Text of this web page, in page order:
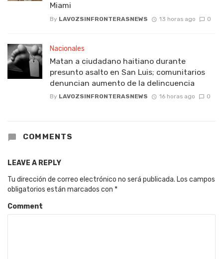
Miami
By LAVOZSINFRONTERASNEWS 13 horas ago 0
Nacionales
Matan a ciudadano haitiano durante
presunto asalto en San Luis; comunitarios
denuncian aumento de la delincuencia
By LAVOZSINFRONTERASNEWS 16 horas ago 0
COMMENTS
LEAVE A REPLY
Tu dirección de correo electrónico no será publicada. Los campos
obligatorios están marcados con *
Comment